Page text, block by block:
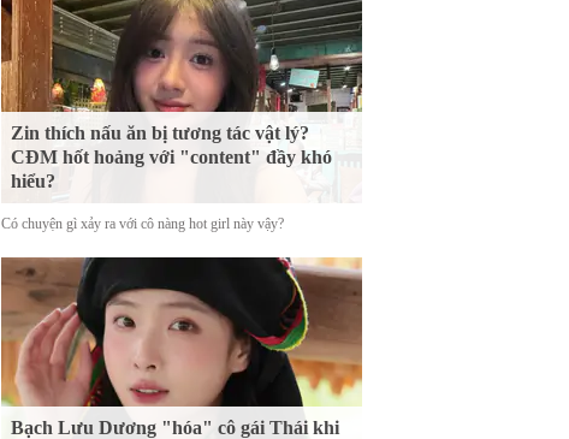
Zin thích nấu ăn bị tương tác vật lý?
CĐM hốt hoảng với "content" đầy khó
hiểu?
Có chuyện gì xảy ra với cô nàng hot girl này vậy?
Bạch Lưu Dương "hóa" cô gái Thái khi